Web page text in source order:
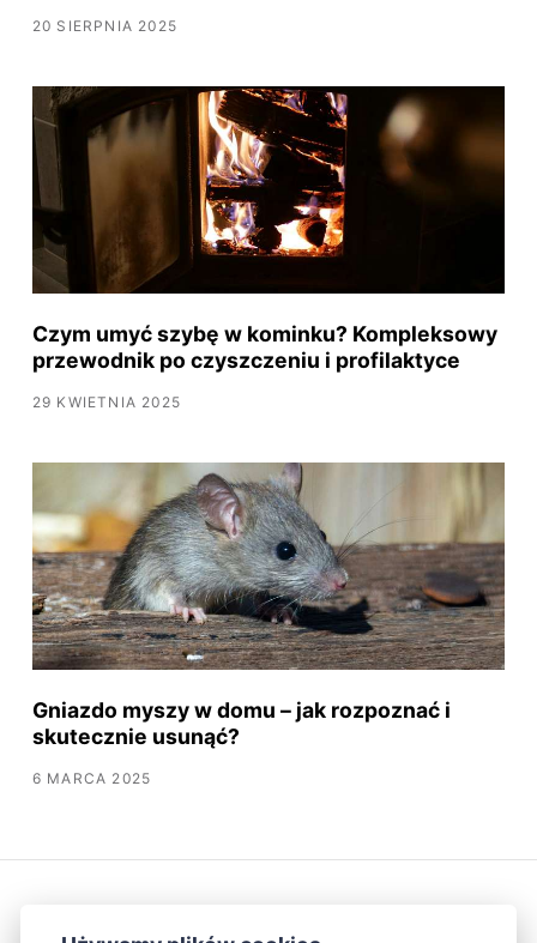
20 SIERPNIA 2025
Czym umyć szybę w kominku? Kompleksowy
przewodnik po czyszczeniu i profilaktyce
29 KWIETNIA 2025
Gniazdo myszy w domu – jak rozpoznać i
skutecznie usunąć?
6 MARCA 2025